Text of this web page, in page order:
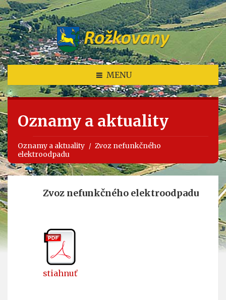
MENU
Oznamy a aktuality
Oznamy a aktuality
Zvoz nefunkčného
elektroodpadu
Zvoz nefunkčného elektroodpadu
stiahnuť